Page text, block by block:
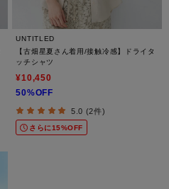
UNTITLED
【古畑星夏さん着用/接触冷感】ドライタ
ッチシャツ
¥10,450
50%OFF
5.0 (2件)
さらに15%OFF